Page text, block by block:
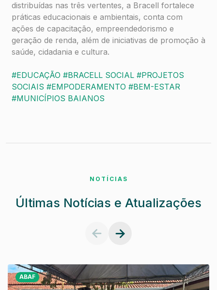
distribuídas nas três vertentes, a Bracell fortalece
práticas educacionais e ambientais, conta com
ações de capacitação, empreendedorismo e
geração de renda, além de iniciativas de promoção à
saúde, cidadania e cultura.
#EDUCAÇÃO #BRACELL SOCIAL #PROJETOS
SOCIAIS #EMPODERAMENTO #BEM-ESTAR
#MUNICÍPIOS BAIANOS
NOTÍCIAS
Últimas Notícias e Atualizações
ABAF